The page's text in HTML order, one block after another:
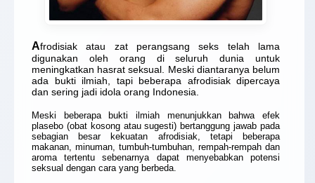
Afrodisiak atau zat perangsang seks telah lama
digunakan oleh orang di seluruh dunia untuk
meningkatkan hasrat seksual. Meski diantaranya belum
ada bukti ilmiah, tapi beberapa afrodisiak dipercaya
dan sering jadi idola orang Indonesia.
Meski beberapa bukti ilmiah menunjukkan bahwa efek
plasebo (obat kosong atau sugesti) bertanggung jawab pada
sebagian besar kekuatan afrodisiak, tetapi beberapa
makanan, minuman, tumbuh-tumbuhan, rempah-rempah dan
aroma tertentu sebenarnya dapat menyebabkan potensi
seksual dengan cara yang berbeda.